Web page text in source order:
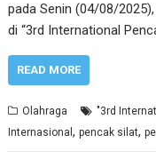
pada Senin (04/08/
di “3rd International
READ MORE
Olahraga "3rd
Internasional,pencak silat,